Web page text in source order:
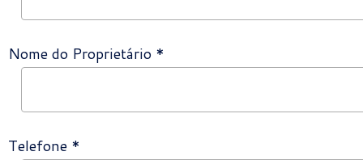
Nome do Proprietário *
Telefone *